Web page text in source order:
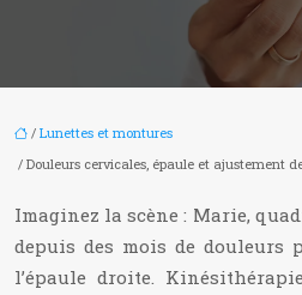
/ Lunettes et montures
/ Douleurs cervicales, épaule et ajustement
Imaginez la scène : Marie,
depuis des mois de douleurs
l’épaule droite.